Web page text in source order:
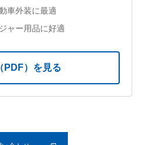
車外装に最適
ャー用品に好適
PDF）を見る